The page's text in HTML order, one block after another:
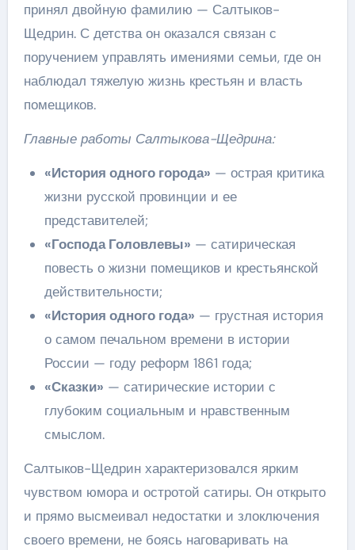
принял двойную фамилию — Салтыков-
Щедрин. С детства он оказался связан с
поручением управлять имениями семьи, где он
наблюдал тяжелую жизнь крестьян и власть
помещиков.
Главные работы Салтыкова-Щедрина:
«История одного города» — острая критика
жизни русской провинции и ее
представителей;
«Господа Головлевы» — сатирическая
повесть о жизни помещиков и крестьянской
действительности;
«История одного года» — грустная история
о самом печальном времени в истории
России — году реформ 1861 года;
«Сказки» — сатирические истории с
глубоким социальным и нравственным
смыслом.
Салтыков-Щедрин характеризовался ярким
чувством юмора и остротой сатиры. Он открыто
и прямо высмеивал недостатки и злоключения
своего времени, не боясь наговаривать на